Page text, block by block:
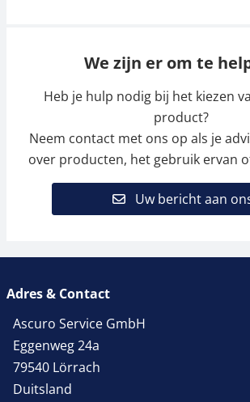
We zijn er om te
Heb je hulp nodig bij het kiezen
product?
Neem contact met ons op als je
over producten, het gebruik ervan
Uw bericht aan
Adres & Contact
Ascuro Service GmbH
Eggenweg 24a
79540 Lörrach
Duitsland